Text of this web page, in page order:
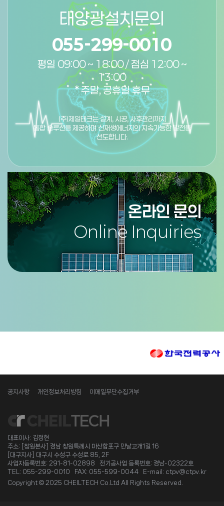
태양광설치문의
055-299-0010
평일 09:00 ~ 18:00 / 점심 12:00 ~
13:00
* 주말, 공휴일 휴무
(주)제일테크는 설계, 시공, 사후관리까지
통합 솔루션을 제공하며 신재생에너지의 지속가능한 발전을
선도합니다.
온라인 문의
Online Inquiries
공지사항 개인정보처리방침 이메일무단수집거부
대표이사: 김정현
주소: [창원본사] 경남 창원특례시 마산합포구 만날고개1길 16
[대구지사] 대구시 수성구 수성로 85, 2F
사업자등록번호: 291-81-02898 전기공사업 등록번호: 경남-02322호
TEL: 055-299-0010 FAX: 055-599-0044 E-mail: ctpv@ctpv.kr
Copyright © 2025 CHEILTECH Co.Ltd All Rights Reserved.